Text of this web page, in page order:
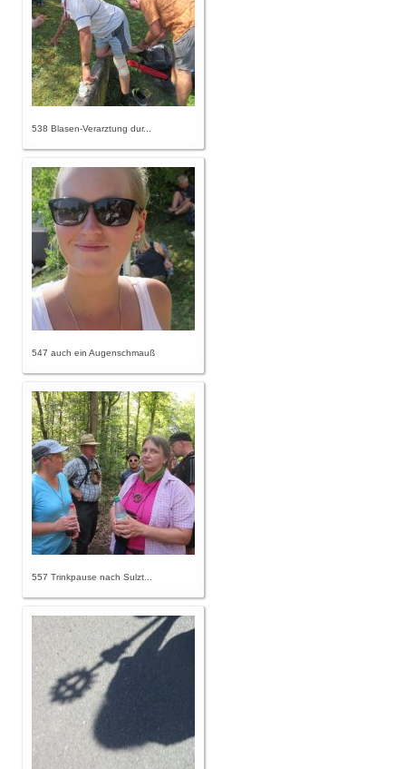
538 Blasen-Verarztung dur...
547 auch ein Augenschmauß
557 Trinkpause nach Sulzt...